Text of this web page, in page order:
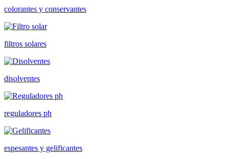
colorantes y conservantes
filtros solares
disolventes
reguladores ph
espesantes y gelificantes